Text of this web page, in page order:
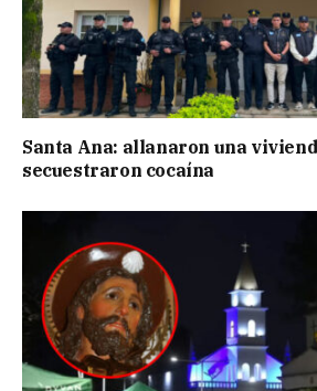
Santa Ana: allanaron una
secuestraron cocaína